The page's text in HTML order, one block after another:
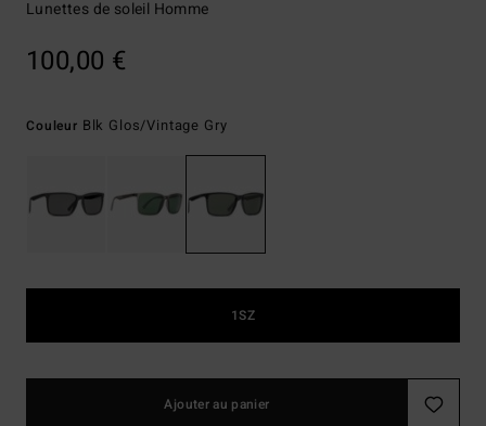
Lunettes de soleil Homme
100,00 €
Couleur Blk Glos/vintage Gry
1SZ
Ajouter au panier